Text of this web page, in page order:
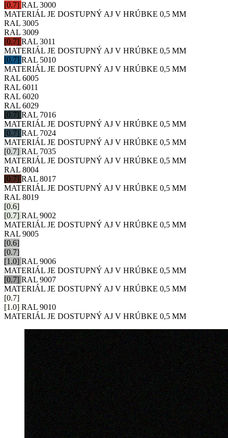
[0.7] RAL 3000
MATERIÁL JE DOSTUPNÝ AJ V HRÚBKE 0,5 MM
RAL 3005
RAL 3009
[0.7] RAL 3011
MATERIÁL JE DOSTUPNÝ AJ V HRÚBKE 0,5 MM
[0.7] RAL 5010
MATERIÁL JE DOSTUPNÝ AJ V HRÚBKE 0,5 MM
RAL 6005
RAL 6011
RAL 6020
RAL 6029
[0.7] RAL 7016
MATERIÁL JE DOSTUPNÝ AJ V HRÚBKE 0,5 MM
[0.7] RAL 7024
MATERIÁL JE DOSTUPNÝ AJ V HRÚBKE 0,5 MM
[0.7] RAL 7035
MATERIÁL JE DOSTUPNÝ AJ V HRÚBKE 0,5 MM
RAL 8004
[0.7] RAL 8017
MATERIÁL JE DOSTUPNÝ AJ V HRÚBKE 0,5 MM
RAL 8019
[0.6]
[0.7] RAL 9002
MATERIÁL JE DOSTUPNÝ AJ V HRÚBKE 0,5 MM
RAL 9005
[0.6]
[0.7]
[1.0] RAL 9006
MATERIÁL JE DOSTUPNÝ AJ V HRÚBKE 0,5 MM
[0.7] RAL 9007
MATERIÁL JE DOSTUPNÝ AJ V HRÚBKE 0,5 MM
[0.7]
[1.0] RAL 9010
MATERIÁL JE DOSTUPNÝ AJ V HRÚBKE 0,5 MM